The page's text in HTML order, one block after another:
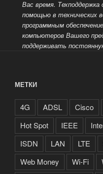
Вас время.
помощью в технических
программным
компьютеров Вашего
поддерживать
МЕТКИ
4G ADSL Cisco
Hot Spot
IEEE
ISDN
LAN LTE
Web Money
Wi-Fi